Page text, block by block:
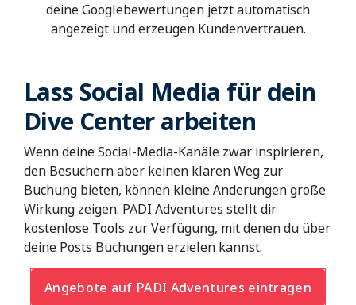
deine Googlebewertungen jetzt automatisch
angezeigt und erzeugen Kundenvertrauen.
Lass Social Media für dein
Dive Center arbeiten
Wenn deine Social-Media-Kanäle zwar inspirieren,
den Besuchern aber keinen klaren Weg zur
Buchung bieten, können kleine Änderungen große
Wirkung zeigen. PADI Adventures stellt dir
kostenlose Tools zur Verfügung, mit denen du über
deine Posts Buchungen erzielen kannst.
Angebote auf PADI Adventures eintragen